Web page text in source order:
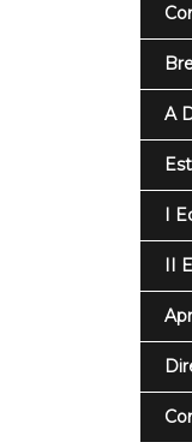
A
I
II